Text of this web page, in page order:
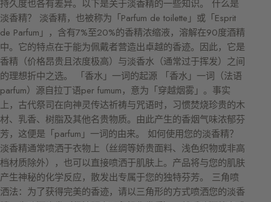
持久度也各有差异。以下是关于淡香精的一些知识。 什么是
淡香精？ 淡香精，也被称为「Parfum de toilette」或「Esprit
de Parfum」，含有7%至20%的香精浓缩液，溶解在90度酒精
中。它的特点在于能为佩戴者营造出卓越的香迹。因此，它是
香精（价格昂贵且浓度极高）与淡香水（通常过于挥发）之间
的理想折中之选。 「香水」一词的起源 「香水」一词（法语
parfum）源自拉丁语per fumum，意为「穿越烟雾」。事实
上，古代祭司在向神灵传达祈祷与咒语时，习惯焚烧珍贵的木
材、乳香、树脂及其他名贵物质。由此产生的香烟气味浓郁芬
芳，这便是「parfum」一词的由来。 如何使用您的淡香精？
淡香精通常喷洒于衣物上（丝绸等娇贵面料、浅色织物或非高
档材质除外），也可以直接喷洒于肌肤上。产品将与您的肌肤
产生神秘的化学反应，散发出专属于您的独特芬芳。 三角喷
洒法：为了获得完美的香迹，请以三角形的方式喷洒您的淡香